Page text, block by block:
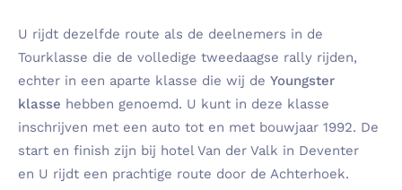
U rijdt dezelfde route als de deelnemers in de
Tourklasse die de volledige tweedaagse rally rijden,
echter in een aparte klasse die wij de Youngster
klasse hebben genoemd. U kunt in deze klasse
inschrijven met een auto tot en met bouwjaar 1992. De
start en finish zijn bij hotel Van der Valk in Deventer
en U rijdt een prachtige route door de Achterhoek.